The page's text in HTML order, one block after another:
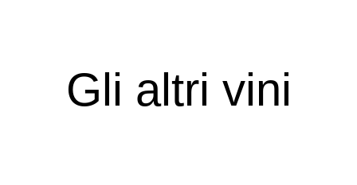
Gli altri vini